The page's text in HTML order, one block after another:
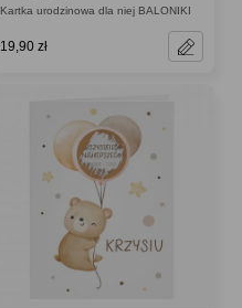
Kartka urodzinowa dla niej BALONIKI
19,90 zł